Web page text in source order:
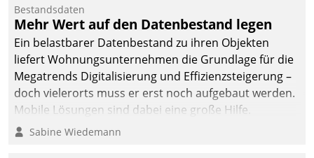
Bestandsdaten
Mehr Wert auf den Datenbestand legen
Ein belastbarer Datenbestand zu ihren Objekten
liefert Wohnungsunternehmen die Grundlage für die
Megatrends Digitalisierung und Effizienzsteigerung –
doch vielerorts muss er erst noch aufgebaut werden.
Mobile Lösungen sind dabei eine große Hilfe.
Sabine Wiedemann